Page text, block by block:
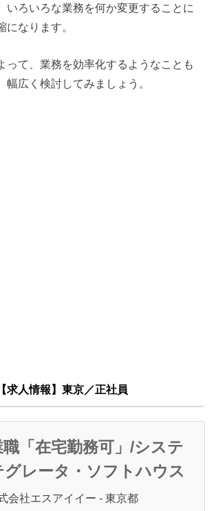
いろいろな業務を何か変更することに
になります。
って、業務を効率化するようなことも
幅広く検討してみましょう。
【求人情報】東京／正社員
「在宅勤務可」/システ
レータ・ソフトハウス
会社エスアイイー - 東京都